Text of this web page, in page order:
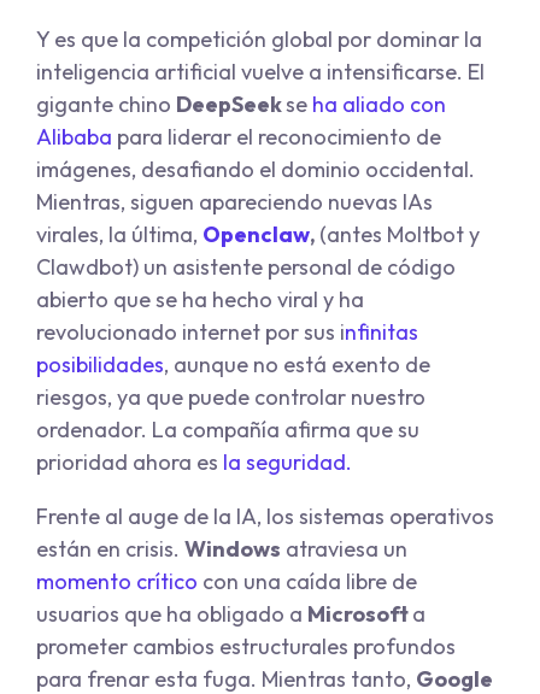
Y es que la competición global por dominar la
inteligencia artificial vuelve a intensificarse. El
gigante chino DeepSeekse ha aliado con
Alibaba para liderar el reconocimiento de
imágenes, desafiando el dominio occidental.
Mientras, siguen apareciendo nuevas IAs
virales, la última, Openclaw, (antes Moltbot y
Clawdbot) un asistente personal de código
abierto que se ha hecho viral y ha
revolucionado internet por sus infinitas
posibilidades, aunque no está exento de
riesgos, ya que puede controlar nuestro
ordenador. La compañía afirma que su
prioridad ahora es la seguridad.
Frente al auge de la IA, los sistemas operativos
están en crisis. Windows atraviesa un
momento crítico con una caída libre de
usuarios que ha obligado a Microsofta
prometer cambios estructurales profundos
para frenar esta fuga. Mientras tanto, Google